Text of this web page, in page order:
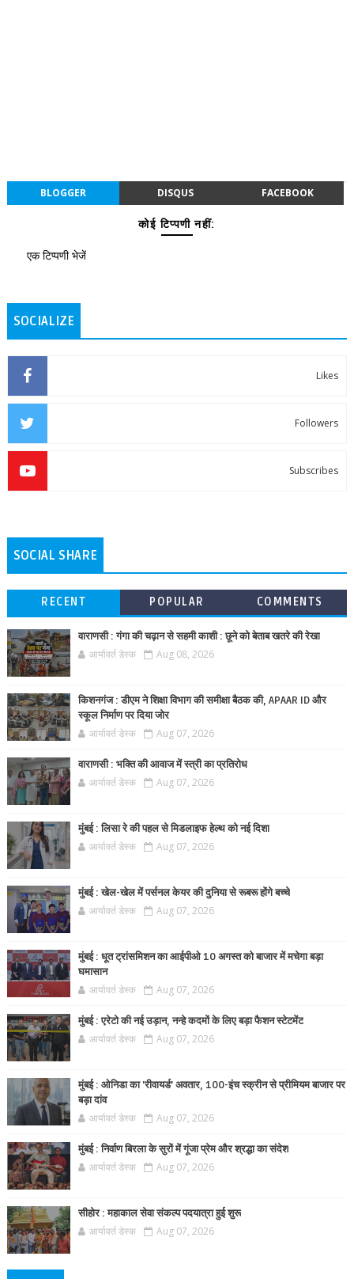
BLOGGER DISQUS FACEBOOK
कोई टिप्पणी नहीं:
एक टिप्पणी भेजें
SOCIALIZE
Likes
Followers
Subscribes
SOCIAL SHARE
RECENT POPULAR COMMENTS
वाराणसी : गंगा की चढ़ान से सहमी काशी : छूने को बेताब खतरे की रेखा
आर्यावर्त डेस्क Aug 08, 2026
किशनगंज : डीएम ने शिक्षा विभाग की समीक्षा बैठक की, APAAR ID और
स्कूल निर्माण पर दिया जोर
आर्यावर्त डेस्क Aug 07, 2026
वाराणसी : भक्ति की आवाज में स्त्री का प्रतिरोध
आर्यावर्त डेस्क Aug 07, 2026
मुंबई : लिसा रे की पहल से मिडलाइफ हेल्थ को नई दिशा
आर्यावर्त डेस्क Aug 07, 2026
मुंबई : खेल-खेल में पर्सनल केयर की दुनिया से रूबरू होंगे बच्चे
आर्यावर्त डेस्क Aug 07, 2026
मुंबई : धूत ट्रांसमिशन का आईपीओ 10 अगस्त को बाजार में मचेगा बड़ा
घमासान
आर्यावर्त डेस्क Aug 07, 2026
मुंबई : एरेटो की नई उड़ान, नन्हे कदमों के लिए बड़ा फैशन स्टेटमेंट
आर्यावर्त डेस्क Aug 07, 2026
मुंबई : ओनिडा का 'रीवायर्ड’ अवतार, 100-इंच स्क्रीन से प्रीमियम बाजार पर
बड़ा दांव
आर्यावर्त डेस्क Aug 07, 2026
मुंबई : निर्वाण बिरला के सुरों में गूंजा प्रेम और श्रद्धा का संदेश
आर्यावर्त डेस्क Aug 07, 2026
सीहोर : महाकाल सेवा संकल्प पदयात्रा हुई शुरू
आर्यावर्त डेस्क Aug 07, 2026